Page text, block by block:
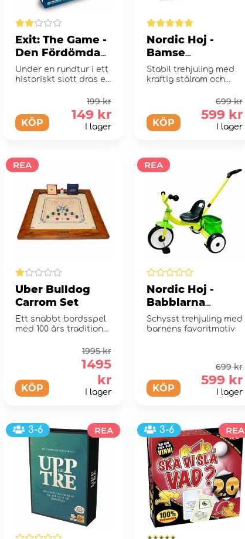
Exit: The Game -
Den Fördömda
Labyrinten
Under en rundtur i ett
historiskt slott dras er
KÖP
199 kr
149 kr
I lager
Nordic Hoj -
Bamse
Trehjuling
Stabil trehjuling med
kraftig stålram och
KÖP
699 kr
599 kr
I lager
REA
Uber Bulldog
Carrom Set
Ett snabbt bordsspel
med 100 års tradition
KÖP
1995 kr
1495
kr
I lager
REA
Nordic Hoj -
Babblarna
Trehjuling
Schysst trehjuling med
barnens favoritmotiv
KÖP
699 kr
599 kr
I lager
3-6 REA 3-6 REA